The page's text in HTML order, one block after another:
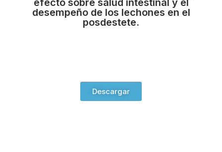
efecto sobre salud intestinal y el
desempeño de los lechones en el
posdestete.
Descargar